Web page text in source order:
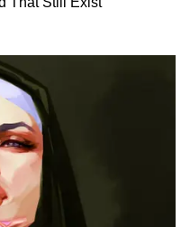
दर्शक बेताब हो रहे हैं।
की फीस डिटेल सामने
करने राम चरण 100
अब तक की सबसे ज्यादा
के लिए 40
5 Movies: कैसा